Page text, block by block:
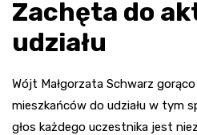
Zachęta do
udziału
Wójt Małgorzata Schwarz
mieszkańców do udziału w tym
głos każdego uczestnika jest